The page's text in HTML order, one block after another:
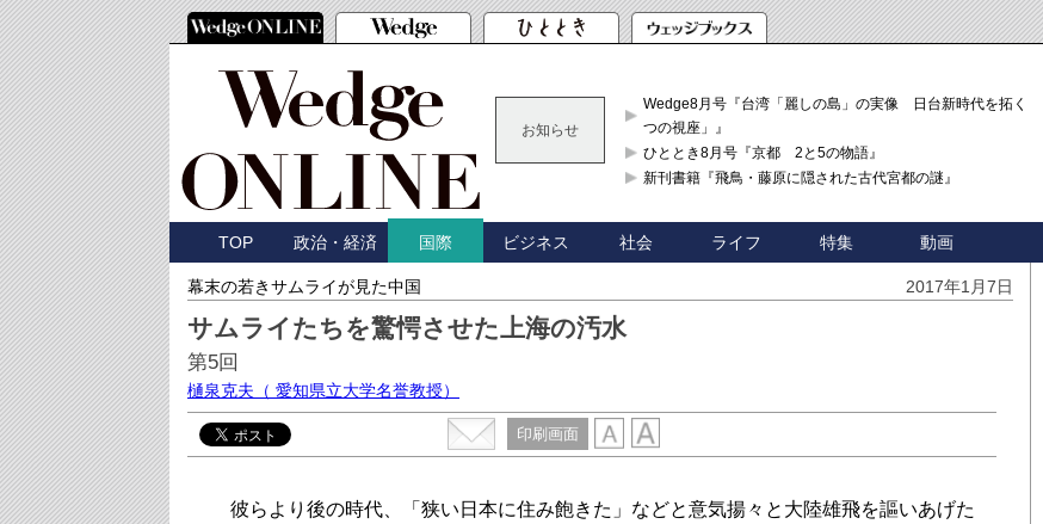
お知らせ
Wedge8月号『台湾「麗しの島」の実像 日台新時代を拓く「3
つの視座」』
ひととき8月号『京都 2と5の物語』
新刊書籍『飛鳥・藤原に隠された古代宮都の謎』
TOP 政治・経済 国際 ビジネス 社会 ライフ 特集 動画
幕末の若きサムライが見た中国 2017年1月7日
サムライたちを驚愕させた上海の汚水
第5回
樋泉克夫 （ 愛知県立大学名誉教授）
印刷画面
彼らより後の時代、「狭い日本に住み飽きた」などと意気揚々と大陸雄飛を謳いあげた